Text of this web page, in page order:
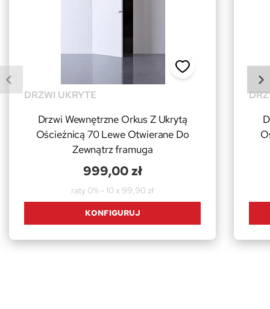
DRZWI UKRYTE
Drzwi Wewnętrzne Orkus Z Ukrytą
Ościeżnicą 70 Lewe Otwierane Do
Zewnątrz framuga
999,00 zł
raty 0% - 10 x 99,90 zł
KONFIGURUJ